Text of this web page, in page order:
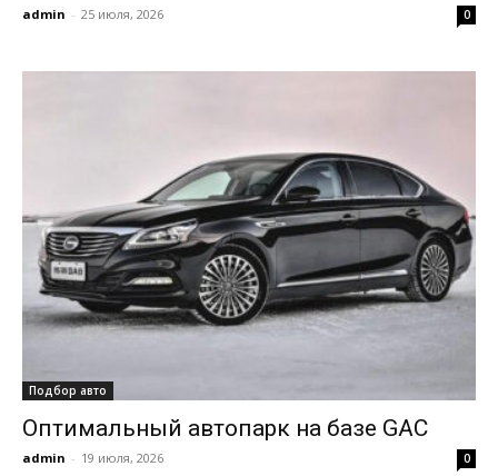
admin - 25 июля, 2026 0
Подбор авто
Оптимальный автопарк на базе GAC
admin - 19 июля, 2026 0